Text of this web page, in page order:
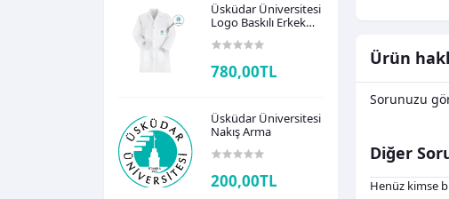
Üsküdar Üniversitesi
Logo Baskılı Erkek
780,00TL
Üsküdar Üniversitesi
Nakış Arma
200,00TL
Ürün
Sorunuzu
Diğer
Henüz kimse